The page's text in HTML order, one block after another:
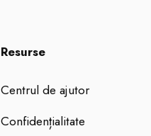
Resurse
Centrul de ajutor
Confidențialitate